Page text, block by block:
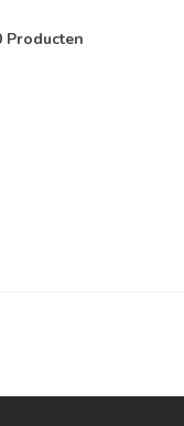
Producten